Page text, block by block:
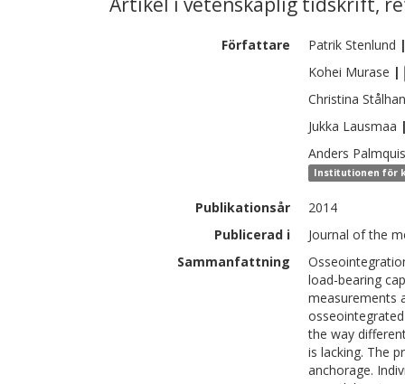
Författare Patrik Stenlund
Kohei Murase |
Christina
Jukka Lausmaa
Anders
Institutionen för
Publikationsår
2014
Publicerad i
Journal of the
Sammanfattning
load-bearing
measurements
the way
is lacking. The
anchorage.